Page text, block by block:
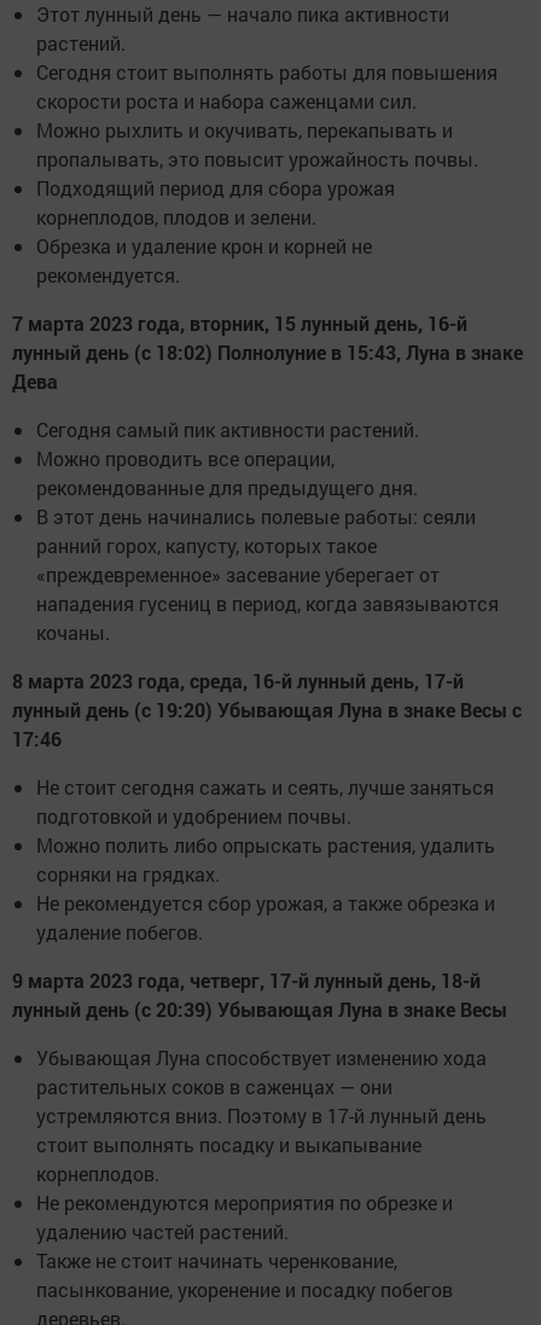
Этот лунный день — начало пика активности
растений.
Сегодня стоит выполнять работы для повышения
скорости роста и набора саженцами сил.
Можно рыхлить и окучивать, перекапывать и
пропалывать, это повысит урожайность почвы.
Подходящий период для сбора урожая
корнеплодов, плодов и зелени.
Обрезка и удаление крон и корней не
рекомендуется.
7 марта 2023 года, вторник, 15 лунный день, 16-й
лунный день (с 18:02) Полнолуние в 15:43, Луна в знаке
Дева
Сегодня самый пик активности растений.
Можно проводить все операции,
рекомендованные для предыдущего дня.
В этот день начинались полевые работы: сеяли
ранний горох, капусту, которых такое
«преждевременное» засевание уберегает от
нападения гусениц в период, когда завязываются
кочаны.
8 марта 2023 года, среда, 16-й лунный день, 17-й
лунный день (с 19:20) Убывающая Луна в знаке Весы с
17:46
Не стоит сегодня сажать и сеять, лучше заняться
подготовкой и удобрением почвы.
Можно полить либо опрыскать растения, удалить
сорняки на грядках.
Не рекомендуется сбор урожая, а также обрезка и
удаление побегов.
9 марта 2023 года, четверг, 17-й лунный день, 18-й
лунный день (с 20:39) Убывающая Луна в знаке Весы
Убывающая Луна способствует изменению хода
растительных соков в саженцах — они
устремляются вниз. Поэтому в 17-й лунный день
стоит выполнять посадку и выкапывание
корнеплодов.
Не рекомендуются мероприятия по обрезке и
удалению частей растений.
Также не стоит начинать черенкование,
пасынкование, укоренение и посадку побегов
деревьев.